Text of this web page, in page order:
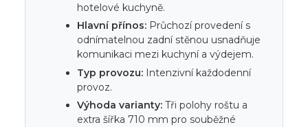
hotelové kuchyně.
Hlavní přínos:Průchozí provedení s
odnímatelnou zadní stěnou usnadňuje
komunikaci mezi kuchyní a výdejem.
Typ provozu:Intenzivní každodenní
provoz.
Výhoda varianty:Tři polohy roštu a
extra šířka 710 mm pro souběžné